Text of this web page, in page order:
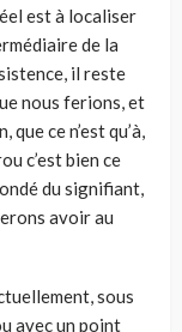
est à localiser
de la
il reste
nous ferions, et
ce n’est qu’à,
c’est bien ce
du signifiant,
avoir au
sous
avec un point